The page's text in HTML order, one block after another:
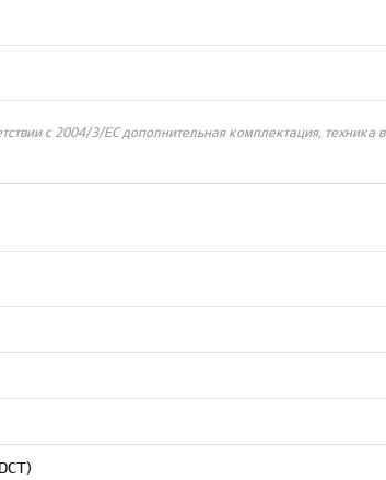
с 2004/3/ЕС дополнительная комплектация,